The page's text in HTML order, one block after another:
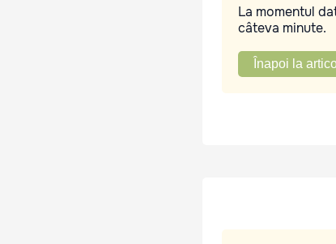
La momentul
câteva minute.
Înapoi la